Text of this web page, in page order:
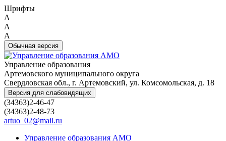
Шрифты
A
A
A
Обычная версия
Управление образования
Артемовского муниципального округа
Свердловская обл., г. Артемовский, ул. Комсомольская, д. 18
Версия для слабовидящих
(34363)2-46-47
(34363)2-48-73
artuo_02@mail.ru
Управление образования АМО